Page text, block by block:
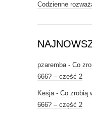
Codzienne
pzaremba- Co
666? – część 2
Kesja- Co zrobią
666? – część 2